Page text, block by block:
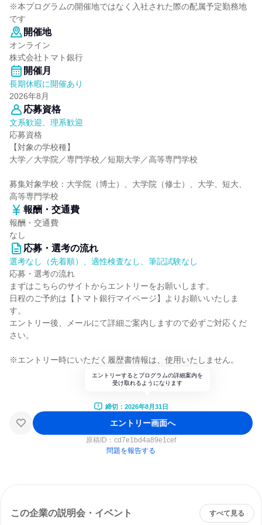
※本プログラムの開催地ではなく入社された際の配属予定勤務地
です
開催地
オンライン
株式会社トマト銀行
開催月
長期休暇に開催あり
2026年8月
応募資格
文系歓迎、理系歓迎
応募資格
【対象の学校種】
大学／大学院／専門学校／短期大学／高等専門学校
募集対象学校：大学院（博士）、大学院（修士）、大学、短大、
高等専門学校
報酬・交通費
報酬・交通費
なし
応募・選考の流れ
選考なし（先着順）、適性検査なし、筆記試験なし
応募・選考の流れ
まずはこちらのサイトからエントリーをお願いします。
日程のご予約は【トマト銀行マイページ】よりお願いいたしま
す。
エントリー後、メールにて詳細ご案内しますので必ずご対応くだ
さい。
※エントリー時にいただく履歴書情報は、使用いたしません。
エントリーするとプログラムの詳細案内を
受け取れるようになります
締切：2026年8月31日
エントリー画面へ
原稿ID： cd7e1bd4a89e1cef
問題を報告する
この企業の説明会・イベント すべて見る